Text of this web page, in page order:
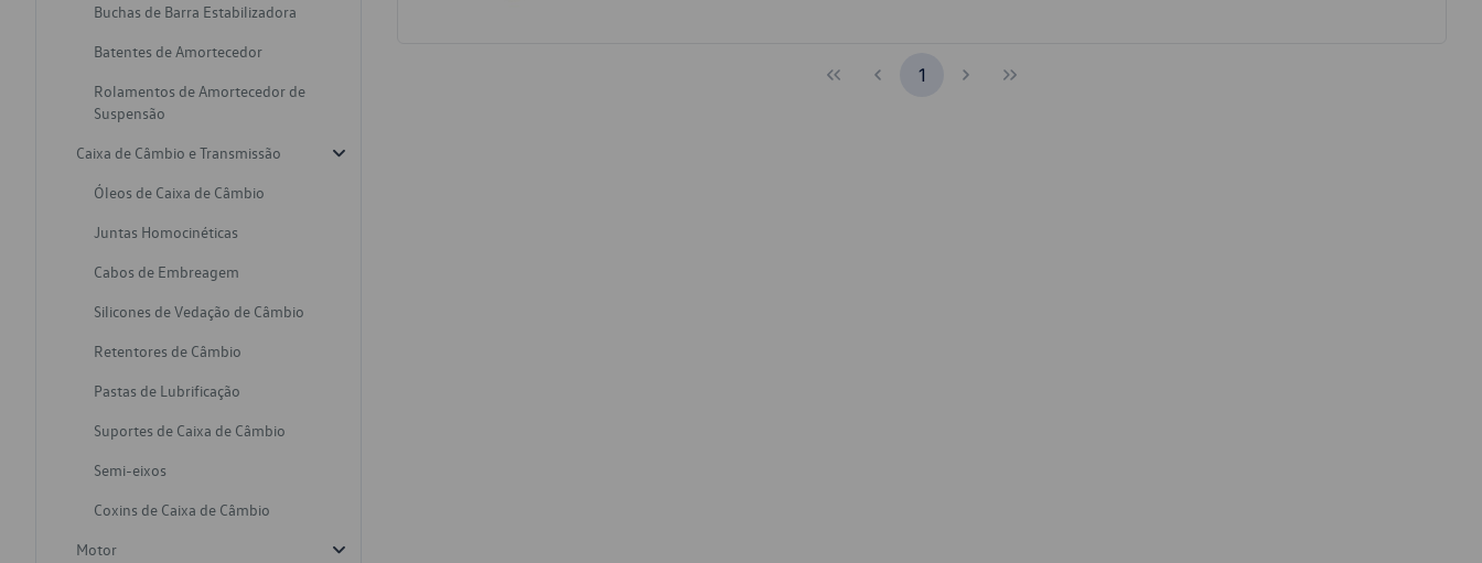
Buchas de Barra Estabilizadora
Batentes de Amortecedor
Rolamentos de Amortecedor de
Suspensão
Caixa de Câmbio e Transmissão
Óleos de Caixa de Câmbio
Juntas Homocinéticas
Cabos de Embreagem
Silicones de Vedação de Câmbio
Retentores de Câmbio
Pastas de Lubrificação
Suportes de Caixa de Câmbio
Semi-eixos
Coxins de Caixa de Câmbio
Motor
1